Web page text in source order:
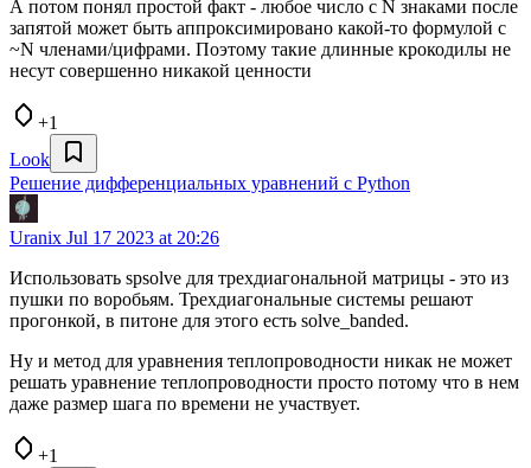
А потом понял простой факт - любое число с N знаками после
запятой может быть аппроксимировано какой-то формулой с
~N членами/цифрами. Поэтому такие длинные крокодилы не
несут совершенно никакой ценности
+1
Look
Решение дифференциальных уравнений с Python
Uranix Jul 17 2023 at 20:26
Использовать spsolve для трехдиагональной матрицы - это из
пушки по воробьям. Трехдиагональные системы решают
прогонкой, в питоне для этого есть solve_banded.
Ну и метод для уравнения теплопроводности никак не может
решать уравнение теплопроводности просто потому что в нем
даже размер шага по времени не участвует.
+1